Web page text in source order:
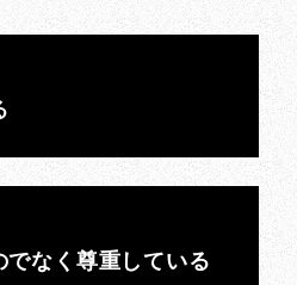
でなく尊重している